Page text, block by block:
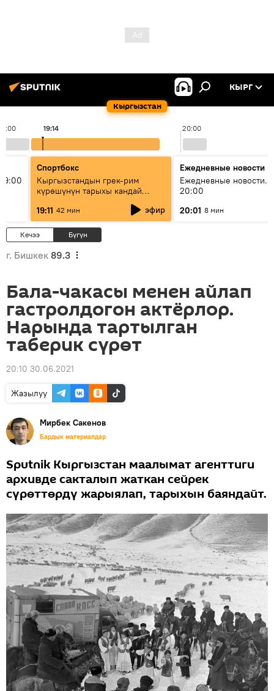
Кыргызстан
КЫРГ
20:00
19:14
Спортбокс
Кыргызстандын грек-рим
күрөшүнүн тарыхы кандай
19:11 42 мин эфир
Ежедневные новости
Ежедневные новости.
20:00
20:01 8 мин
Кечээ Бүгүн
г. Бишкек 89.3
Бала-чакасы менен айлап
гастролдогон актёрлор.
Нарында тартылган
таберик сүрөт
20:10 30.06.2021
Жазылуу
Мирбек Сакенов
Бардык материалдар
Sputnik Кыргызстан маалымат агенттиги
архивде сакталып жаткан сейрек
сүрөттөрдү жарыялап, тарыхын баяндайт.